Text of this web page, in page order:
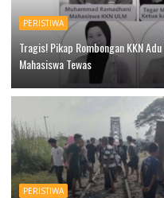
PERISTIWA
Tragis! Pikap Rombongan KKN
Mahasiswa Tewas
PERISTIWA